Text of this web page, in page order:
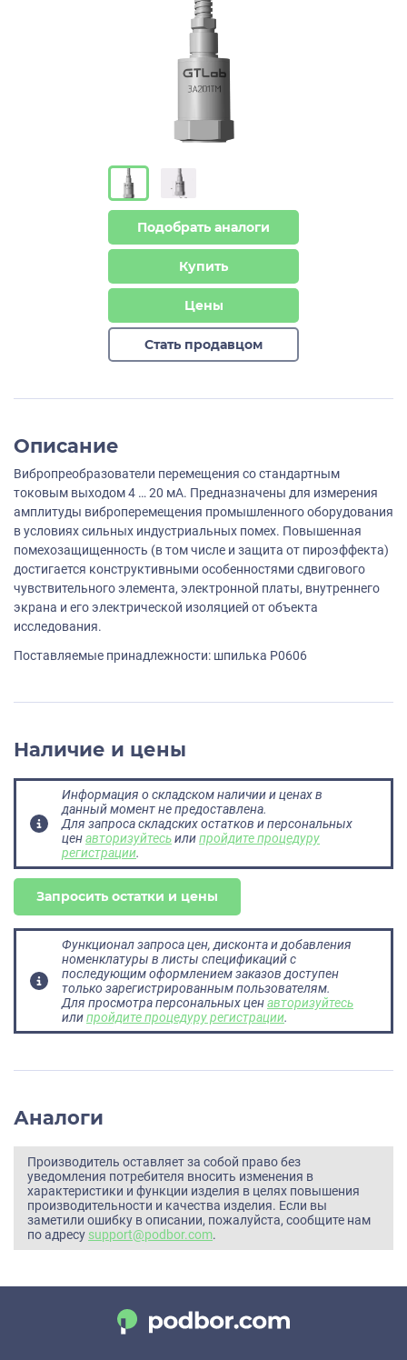
Подобрать аналоги
Купить
Цены
Стать продавцом
Описание
Вибропреобразователи перемещения со стандартным
токовым выходом 4 … 20 мА. Предназначены для измерения
амплитуды виброперемещения промышленного оборудования
в условиях сильных индустриальных помех. Повышенная
помехозащищенность (в том числе и защита от пироэффекта)
достигается конструктивными особенностями сдвигового
чувствительного элемента, электронной платы, внутреннего
экрана и его электрической изоляцией от объекта
исследования.
Поставляемые принадлежности: шпилька P0606
Наличие и цены
Информация о складском наличии и ценах в
данный момент не предоставлена.
Для запроса складских остатков и персональных
ценавторизуйтесьилипройдите процедуру
регистрации.
Запросить остатки и цены
Функционал запроса цен, дисконта и добавления
номенклатуры в листы спецификаций с
последующим оформлением заказов доступен
только зарегистрированным пользователям.
Для просмотра персональных ценавторизуйтесь
илипройдите процедуру регистрации.
Аналоги
Производитель оставляет за собой право без
уведомления потребителя вносить изменения в
характеристики и функции изделия в целях повышения
производительности и качества изделия. Если вы
заметили ошибку в описании, пожалуйста, сообщите нам
по адресу support@podbor.com.